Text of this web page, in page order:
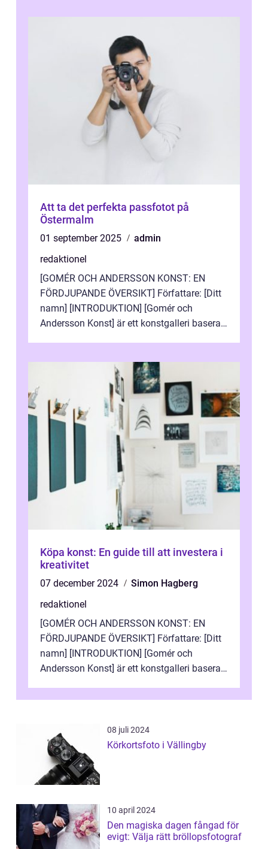
Att ta det perfekta passfotot på
Östermalm
01 september 2025
admin
redaktionel
[GOMÉR OCH ANDERSSON KONST: EN
FÖRDJUPANDE ÖVERSIKT] Författare: [Ditt
namn] [INTRODUKTION] [Gomér och
Andersson Konst] är ett konstgalleri baserat
Köpa konst: En guide till att investera i
kreativitet
07 december 2024
Simon Hagberg
redaktionel
[GOMÉR OCH ANDERSSON KONST: EN
FÖRDJUPANDE ÖVERSIKT] Författare: [Ditt
namn] [INTRODUKTION] [Gomér och
Andersson Konst] är ett konstgalleri baserat
och sälj...
08 juli 2024
Körkortsfoto i Vällingby
10 april 2024
Den magiska dagen fångad för
evigt: Välja rätt bröllopsfotograf